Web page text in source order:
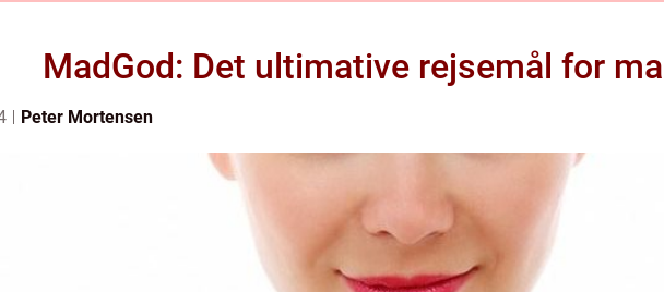
MadGod: Det ultimative rejsemål for
Peter Mortensen